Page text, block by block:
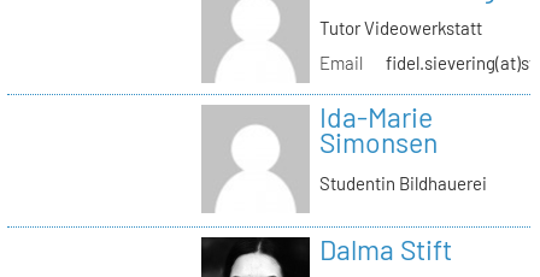
Tutor Videowerkstatt
Email
Ida-Marie
Simonsen
Studentin Bildhauerei
Dalma Stift